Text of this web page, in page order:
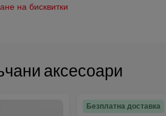
аксесоари
Безплатна доставка
на бисквитки